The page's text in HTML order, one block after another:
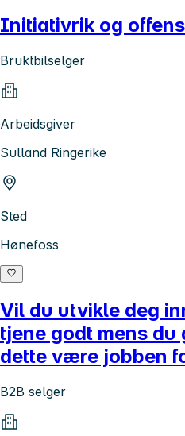
Initiativrik og
Bruktbilselger
Arbeidsgiver
Sulland Ringerike
Sted
Hønefoss
Vil du utvikle deg
tjene godt mens du
dette være jobben
B2B selger